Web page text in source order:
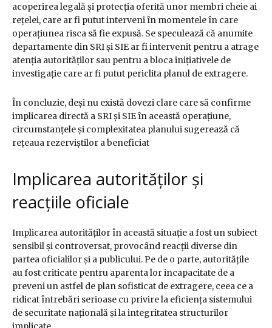
acoperirea legală și protecția oferită unor membri cheie ai
rețelei, care ar fi putut interveni în momentele în care
operațiunea risca să fie expusă. Se speculează că anumite
departamente din SRI și SIE ar fi intervenit pentru a atrage
atenția autorităților sau pentru a bloca inițiativele de
investigație care ar fi putut periclita planul de extragere.
În concluzie, deși nu există dovezi clare care să confirme
implicarea directă a SRI și SIE în această operațiune,
circumstanțele și complexitatea planului sugerează că
rețeaua rezerviștilor a beneficiat
Implicarea autorităților și
reacțiile oficiale
Implicarea autorităților în această situație a fost un subiect
sensibil și controversat, provocând reacții diverse din
partea oficialilor și a publicului. Pe de o parte, autoritățile
au fost criticate pentru aparenta lor incapacitate de a
preveni un astfel de plan sofisticat de extragere, ceea ce a
ridicat întrebări serioase cu privire la eficiența sistemului
de securitate națională și la integritatea structurilor